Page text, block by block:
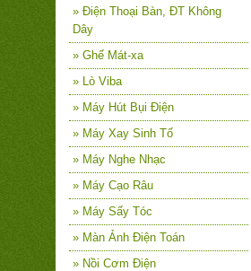
» Điện Thoại Bàn, ĐT Không
Dây
» Ghế Mát-xa
» Lò Viba
» Máy Hút Bụi Điện
» Máy Xay Sinh Tố
» Máy Nghe Nhạc
» Máy Cạo Râu
» Máy Sấy Tóc
» Màn Ảnh Điện Toán
» Nồi Cơm Điện